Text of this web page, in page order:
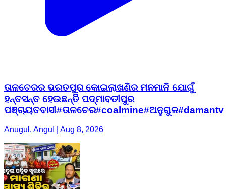
ତାଳଚେରର ଭରତପୁର କୋଇଲାଖଣିର ମନମାନି ଯୋଗୁଁ
ହନ୍ତସନ୍ତ ହେଉଛନ୍ତି ପଦ୍ମାବତୀପୁର
ପଞ୍ଚାୟତବାସୀ#ତାଳଚେର#coalmine#ଅନୁଗୁଳ#damantv
Anugul, Angul | Aug 8, 2026